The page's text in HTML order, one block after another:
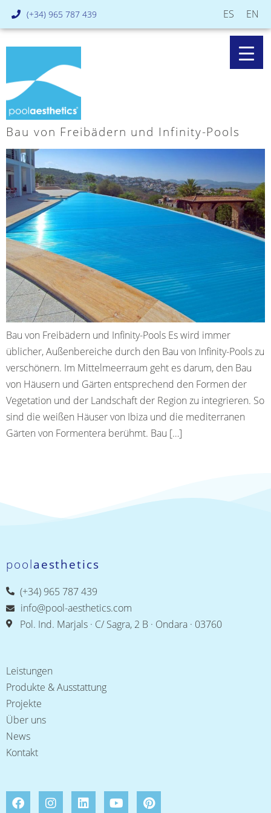
(+34) 965 787 439 ES EN
Bau von Freibädern und Infinity-Pools
Bau von Freibädern und Infinity-Pools Es wird immer
üblicher, Außenbereiche durch den Bau von Infinity-Pools zu
verschönern. Im Mittelmeerraum geht es darum, den Bau
von Häusern und Gärten entsprechend den Formen der
Vegetation und der Landschaft der Region zu integrieren. So
sind die weißen Häuser von Ibiza und die mediterranen
Gärten von Formentera berühmt. Bau […]
poolaesthetics
(+34) 965 787 439
info@pool-aesthetics.com
Pol. Ind. Marjals · C/ Sagra, 2 B · Ondara · 03760
Leistungen
Produkte & Ausstattung
Projekte
Über uns
News
Kontakt